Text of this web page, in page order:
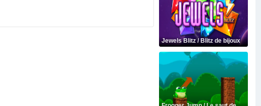
Jewels Blitz / Blitz de bijoux